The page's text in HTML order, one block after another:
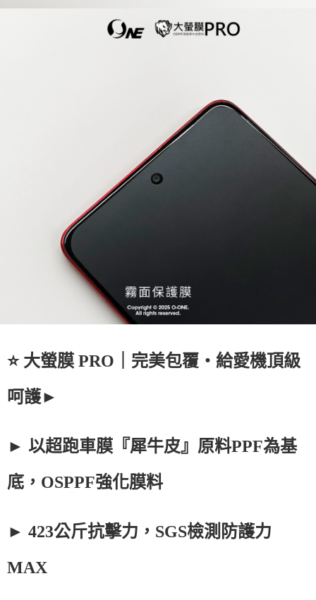
⭐ 大螢膜 PRO｜完美包覆・給愛機頂級
呵護►
► 以超跑車膜『犀牛皮』原料PPF為基
底，OSPPF強化膜料
► 423公斤抗擊力，SGS檢測防護力
MAX